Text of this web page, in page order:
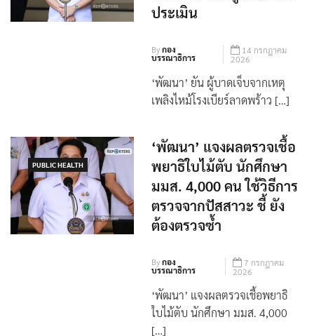
พยาบาล ขึ้นอยู่กับแพทย์
Byกอง
14 กรกฎาคม
2026
‘พัฒนา’ ยัน ผู้บาดเจ็บจากเหตุ
PUBLIC HEALTH
‘พัฒนา’ แจงผลตรวจเชื้อ
พยาธิใบไม้ตับ นักศึกษา
มมส. 4,000 คน ใช้วิธีการ
ตรวจจากปัสสาวะ ชี้ ยัง
Byกอง
7 กรกฎาคม
‘พัฒนา’ แจงผลตรวจเชื้อพยาธิ
ใบไม้ตับ นักศึกษา มมส. 4,000